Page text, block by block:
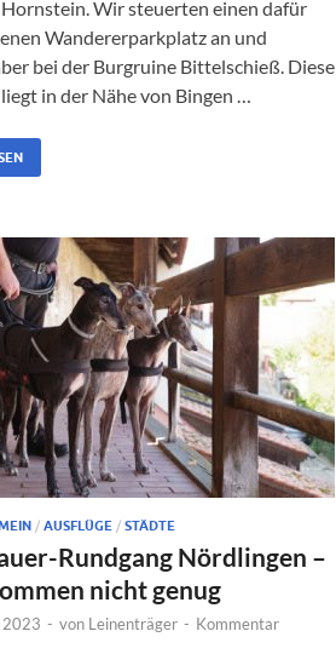
Wir steuerten einen dafür
Wandererparkplatz an und
bei der Burgruine Bittelschieß. Diese
in der Nähe von Bingen …
/ AUSFLÜGE / STÄDTE
Rundgang Nördlingen –
nicht genug
2023 - von Leinenträger - Kommentar